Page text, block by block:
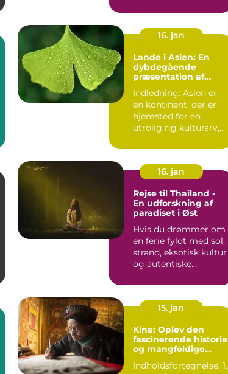
Uanse...
16. jan
Lande i Asien: En
dybdegående
præsentation af
Indledning: Asien er
en kontinent, der er
hjemsted for en
utrolig rig kulturarv,
16. jan
Rejse til Thailand -
En udforskning af
paradiset i Øst
Hvis du drømmer om
en ferie fyldt med sol,
strand, eksotisk kultur
og autentiske
15. jan
Kina: Oplev den
fascinerende historie
og mangfoldige
rige
Indholdsfortegnelse: 1.